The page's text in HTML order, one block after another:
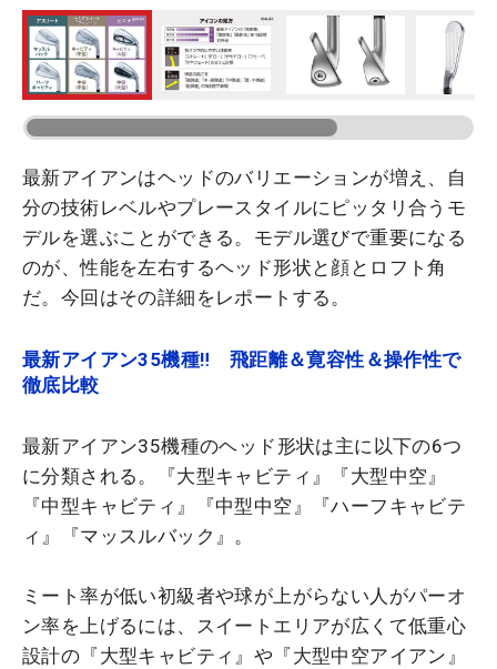
最新アイアンはヘッドのバリエーションが増え、自
分の技術レベルやプレースタイルにピッタリ合うモ
デルを選ぶことができる。モデル選びで重要になる
のが、性能を左右するヘッド形状と顔とロフト角
だ。今回はその詳細をレポートする。
最新アイアン35機種‼ 飛距離＆寛容性＆操作性で
徹底比較
最新アイアン35機種のヘッド形状は主に以下の6つ
に分類される。『大型キャビティ』『大型中空』
『中型キャビティ』『中型中空』『ハーフキャビテ
ィ』『マッスルバック』。
ミート率が低い初級者や球が上がらない人がパーオ
ン率を上げるには、スイートエリアが広くて低重心
設計の『大型キャビティ』や『大型中空アイアン』